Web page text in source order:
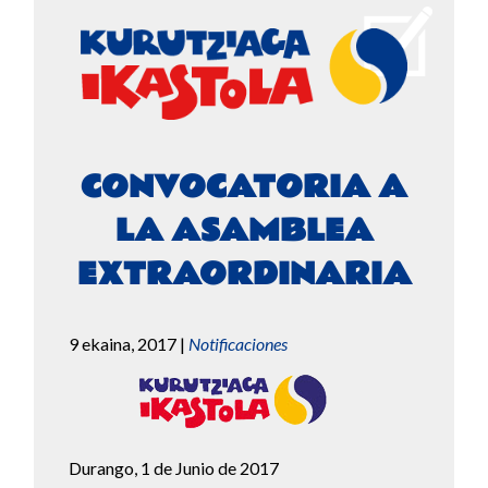
CONVOCATORIA A
LA ASAMBLEA
EXTRAORDINARIA
9 ekaina, 2017 | Notificaciones
Durango, 1 de Junio de 2017